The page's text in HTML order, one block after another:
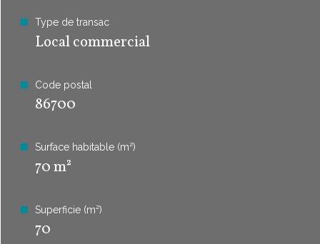
Type de transac
Local commercial
Code postal
86700
Surface habitable (m²)
70 m²
Superficie (m²)
70